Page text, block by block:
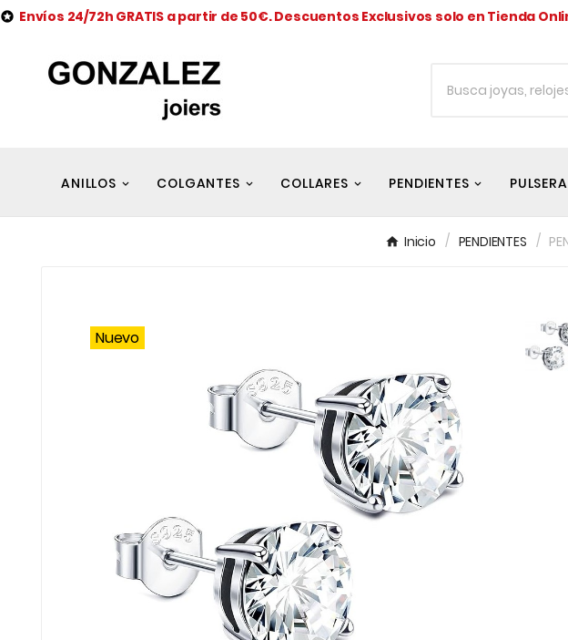
 Envíos 24/72h GRATIS a partir de 50€. Descuentos Exclusivos solo en Tienda
ANILLOS COLGANTES COLLARES PENDIENTES
Inicio PENDIENTES
Nuevo